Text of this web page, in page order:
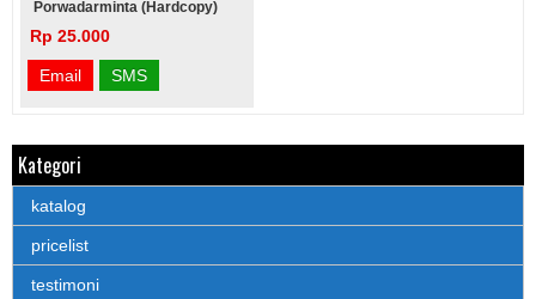
Porwadarminta (hardcopy)
Rp 25.000
Email SMS
Kategori
katalog
pricelist
testimoni